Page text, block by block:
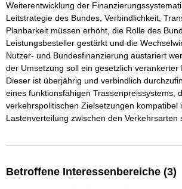
Weiterentwicklung der
Leitstrategie des Bundes, Verbindlichkeit,
Planbarkeit müssen erhöht, die Rolle des
Leistungsbesteller gestärkt und die
Nutzer- und Bundesfinanzierung austariert
der Umsetzung soll ein gesetzlich verankerter
Dieser ist überjährig und verbindlich
eines funktionsfähigen Trassenpreissystems,
verkehrspolitischen Zielsetzungen kompatibel
Lastenverteilung zwischen den Verkehrsarten
Betroffene Interessenbereiche (3)